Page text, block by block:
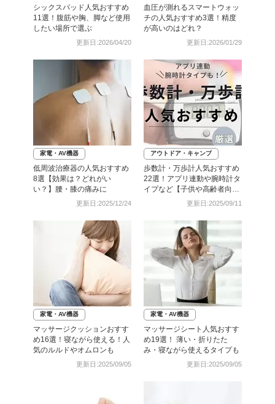
シックスパッド人気おすすめ
11選！腹筋や胸、脚など使用
したい場所で選ぶ
更新日:2026/04/20
血圧が測れるスマートウォッ
チの人気おすすめ3選！精度
が高いのはどれ？
更新日:2026/01/29
家電・AV機器
低周波治療器の人気おすすめ
8選【効果は？どれがい
い？】腰・膝の痛みに
更新日:2025/12/24
アウトドア・キャンプ
歩数計・万歩計人気おすすめ
22選！アプリ連動や腕時計タ
イプなど【子供や高齢者向け
更新日:2025/09/11
家電・AV機器
マッサージクッションおすす
め16選！寝ながら使える！人
気のルルドやオムロンも
更新日:2025/09/05
家電・AV機器
マッサージシート人気おすす
め19選！ 薄い・折りたた
み・寝ながら使えるタイプも
更新日:2025/09/05